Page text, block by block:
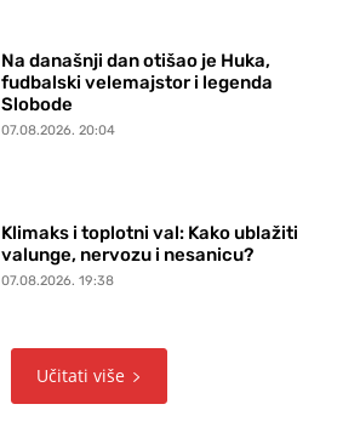
Na današnji dan otišao je Huka,
fudbalski velemajstor i legenda
Slobode
07.08.2026. 20:04
Klimaks i toplotni val: Kako ublažiti
valunge, nervozu i nesanicu?
07.08.2026. 19:38
Učitati više